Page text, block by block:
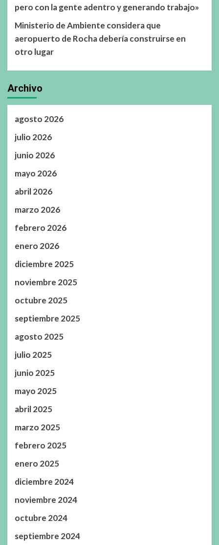
pero con la gente adentro y generando trabajo»
Ministerio de Ambiente considera que
aeropuerto de Rocha debería construirse en
otro lugar
Archivo
agosto 2026
julio 2026
junio 2026
mayo 2026
abril 2026
marzo 2026
febrero 2026
enero 2026
diciembre 2025
noviembre 2025
octubre 2025
septiembre 2025
agosto 2025
julio 2025
junio 2025
mayo 2025
abril 2025
marzo 2025
febrero 2025
enero 2025
diciembre 2024
noviembre 2024
octubre 2024
septiembre 2024